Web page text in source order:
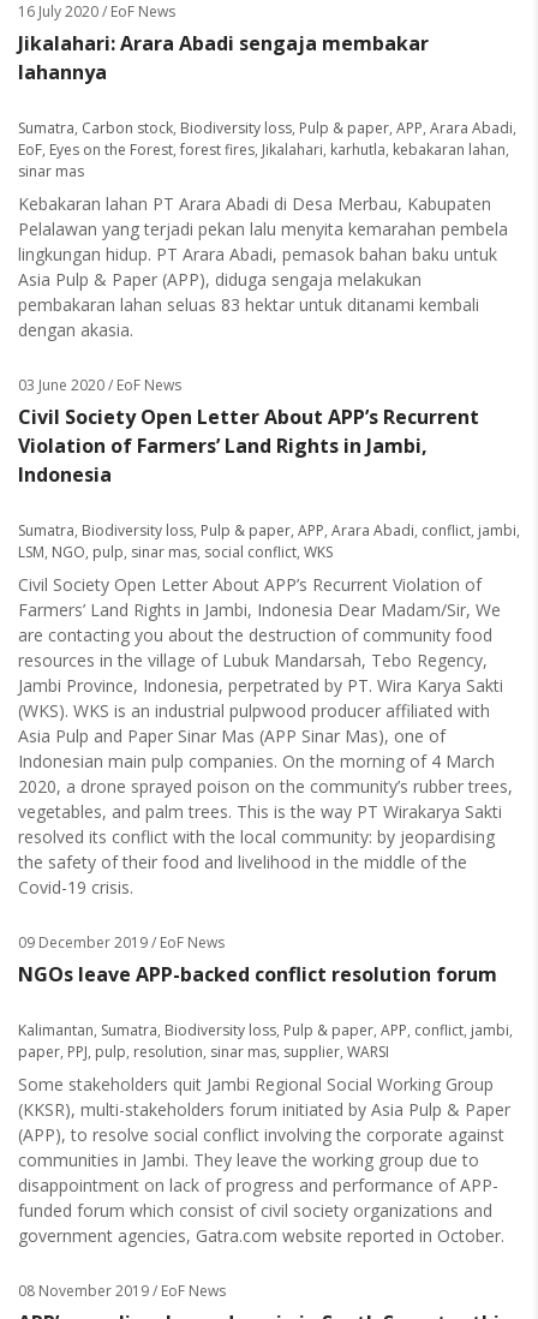
16 July 2020/ EoF News
Jikalahari: Arara Abadi sengaja membakar
lahannya
Sumatra, Carbon stock, Biodiversity loss, Pulp & paper, APP, Arara Abadi,
EoF, Eyes on the Forest, forest fires, Jikalahari, karhutla, kebakaran lahan,
sinar mas
Kebakaran lahan PT Arara Abadi di Desa Merbau, Kabupaten
Pelalawan yang terjadi pekan lalu menyita kemarahan pembela
lingkungan hidup. PT Arara Abadi, pemasok bahan baku untuk
Asia Pulp & Paper (APP), diduga sengaja melakukan
pembakaran lahan seluas 83 hektar untuk ditanami kembali
dengan akasia.
03 June 2020/ EoF News
Civil Society Open Letter About APP’s Recurrent
Violation of Farmers’ Land Rights in Jambi,
Indonesia
Sumatra, Biodiversity loss, Pulp & paper, APP, Arara Abadi, conflict, jambi,
LSM, NGO, pulp, sinar mas, social conflict, WKS
Civil Society Open Letter About APP’s Recurrent Violation of
Farmers’ Land Rights in Jambi, Indonesia Dear Madam/Sir, We
are contacting you about the destruction of community food
resources in the village of Lubuk Mandarsah, Tebo Regency,
Jambi Province, Indonesia, perpetrated by PT. Wira Karya Sakti
(WKS). WKS is an industrial pulpwood producer affiliated with
Asia Pulp and Paper Sinar Mas (APP Sinar Mas), one of
Indonesian main pulp companies. On the morning of 4 March
2020, a drone sprayed poison on the community’s rubber trees,
vegetables, and palm trees. This is the way PT Wirakarya Sakti
resolved its conflict with the local community: by jeopardising
the safety of their food and livelihood in the middle of the
Covid-19 crisis.
09 December 2019/ EoF News
NGOs leave APP-backed conflict resolution forum
Kalimantan, Sumatra, Biodiversity loss, Pulp & paper, APP, conflict, jambi,
paper, PPJ, pulp, resolution, sinar mas, supplier, WARSI
Some stakeholders quit Jambi Regional Social Working Group
(KKSR), multi-stakeholders forum initiated by Asia Pulp & Paper
(APP), to resolve social conflict involving the corporate against
communities in Jambi. They leave the working group due to
disappointment on lack of progress and performance of APP-
funded forum which consist of civil society organizations and
government agencies, Gatra.com website reported in October.
08 November 2019/ EoF News